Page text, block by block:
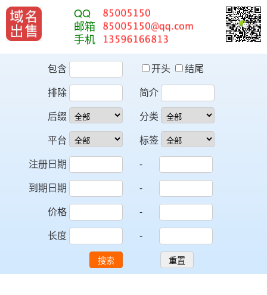
QQ
邮箱
手机
包含 开头
结尾
排除
简介
后缀
平台
分类
标签
注册日期
-
到期日期
-
价格
-
长度
-
搜索 重置